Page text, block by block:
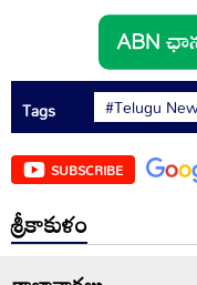
Tags #Telugu
SUBSCRIBE
శ్రీకాకుళం